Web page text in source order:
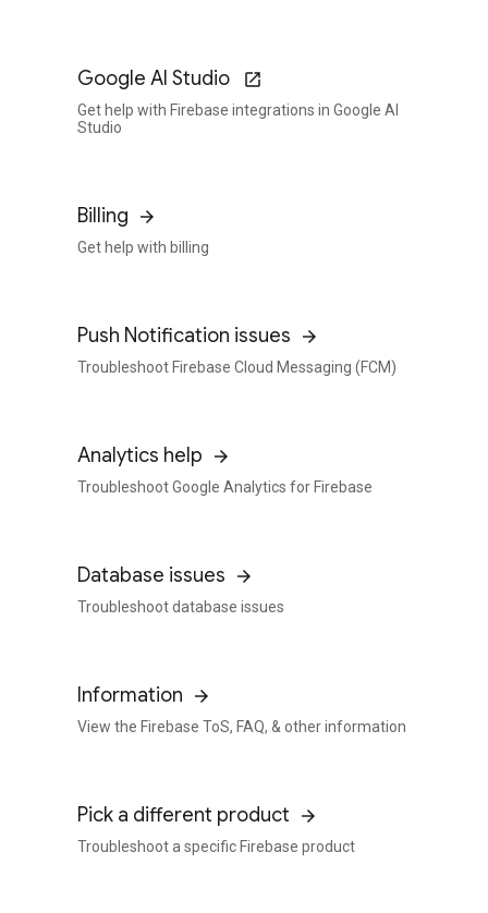
Google AI Studio
Get help with Firebase integrations in Google AI
Studio
Billing
Get help with billing
Push Notification issues
Troubleshoot Firebase Cloud Messaging (FCM)
Analytics help
Troubleshoot Google Analytics for Firebase
Database issues
Troubleshoot database issues
Information
View the Firebase ToS, FAQ, & other information
Pick a different product
Troubleshoot a specific Firebase product